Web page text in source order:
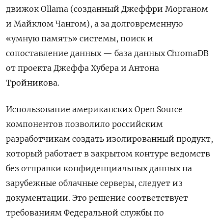
движок Ollama (созданный Джеффри Морганом
и Майклом Чангом), а за долговременную
«умную память» системы, поиск и
сопоставление данных — база данных ChromaDB
от проекта Джеффа Хубера и Антона
Тройникова.
Использование американских Open Source
компонентов позволило российским
разработчикам создать изолированный продукт,
который работает в закрытом контуре ведомств
без отправки конфиденциальных данных на
зарубежные облачные серверы, следует из
документации. Это решение соответствует
требованиям Федеральной службы по